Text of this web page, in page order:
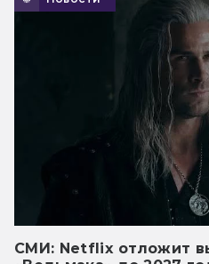
СМИ: Netflix отложит